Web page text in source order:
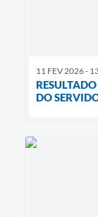
11 FEV 2026 -
DO